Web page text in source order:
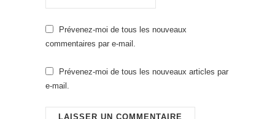
Prévenez-moi de tous les nouveaux
commentaires par e-mail.
Prévenez-moi de tous les nouveaux articles par
e-mail.